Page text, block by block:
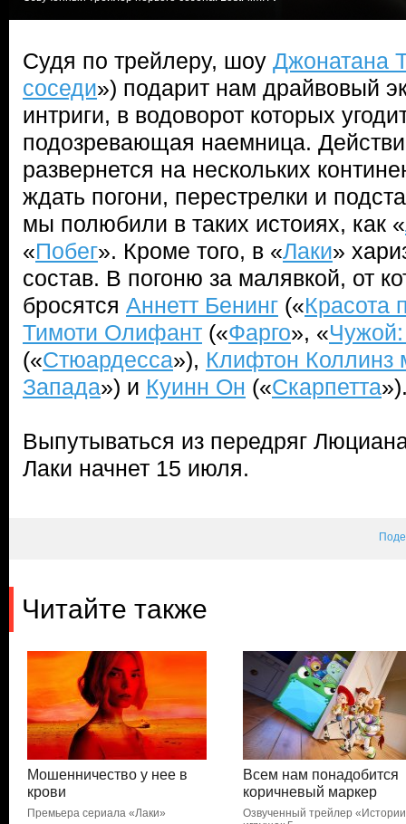
Судя по трейлеру, шоу Джонатана
соседи») подарит нам драйвовый
интриги, в водоворот которых
подозревающая наемница.
развернется на нескольких
ждать погони, перестрелки и
мы полюбили в таких истоиях, как «
«Побег». Кроме того, в «Лаки»
состав. В погоню за малявкой, от
бросятся Аннетт Бенинг («Красота
Тимоти Олифант («Фарго», «
(«Стюардесса»), Клифтон Коллинз
Запада») и Куинн Он («Скарпетта
Выпутываться из передряг
Лаки начнет 15 июля.
Читайте также
Мошенничество у нее в
крови
Премьера сериала «Лаки»
Всем нам понадобится
коричневый маркер
Озвученный трейлер «Истории